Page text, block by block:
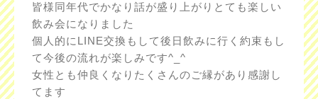
皆様同年代でかなり話が盛り上がりとても楽しい
飲み会になりました
個人的にLINE交換もして後日飲みに行く約束もし
て今後の流れが楽しみです^_^
女性とも仲良くなりたくさんのご縁があり感謝し
てます